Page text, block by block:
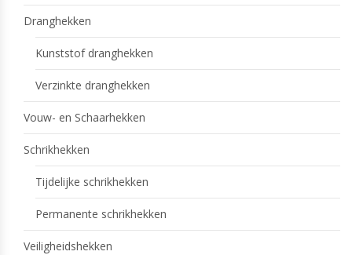
Dranghekken
Kunststof dranghekken
Verzinkte dranghekken
Vouw- en Schaarhekken
Schrikhekken
Tijdelijke schrikhekken
Permanente schrikhekken
Veiligheidshekken